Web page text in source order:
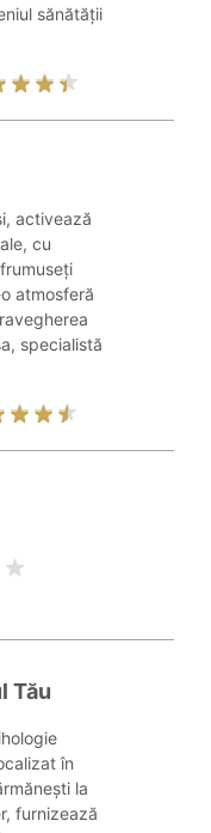
sănătății
activează
cu
atmosferă
specialistă
Tău
în
la
furnizează